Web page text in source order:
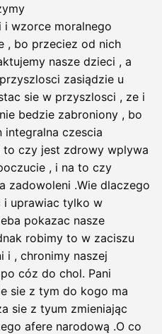
i wzorce moralnego
, bo przeciez od nich
nasze dzieci , a
zasiądzie u
sie w przyszlosci , ze i
bedzie zabroniony , bo
integralna czescia
to czy jest zdrowy wplywa
, i na to czy
zadowoleni .Wie dlaczego
i uprawiac tylko w
pokazac nasze
robimy to w zaciszu
i , chronimy naszej
cóz do chol. Pani
sie z tym do kogo ma
sie z tyum zmieniając
afere narodową .O co